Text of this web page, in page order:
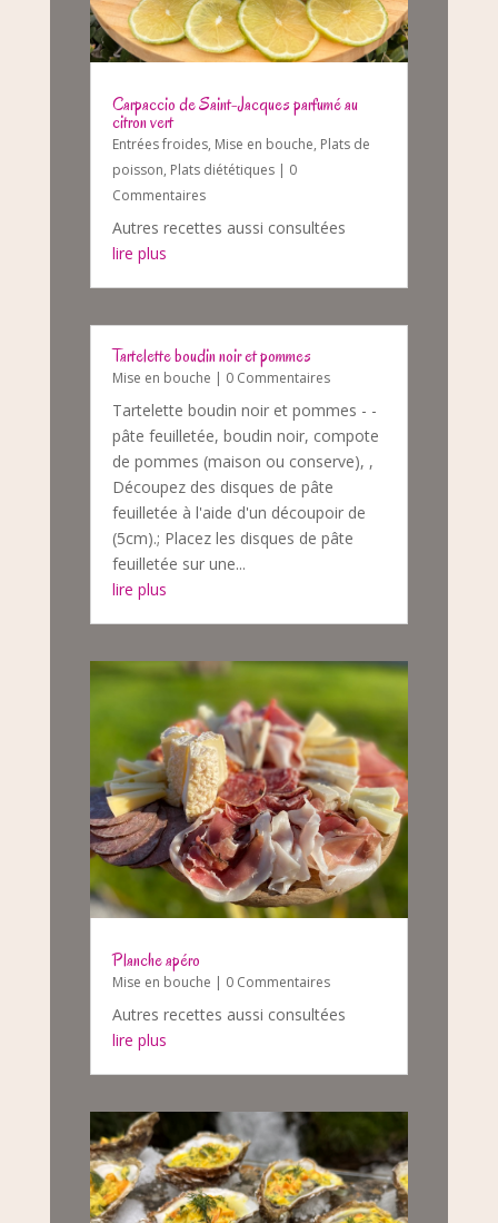
Carpaccio de Saint-Jacques parfumé au
citron vert
Entrées froides, Mise en bouche, Plats de
poisson, Plats diététiques| 0
Commentaires
Autres recettes aussi consultées
lire plus
Tartelette boudin noir et pommes
Mise en bouche | 0 Commentaires
Tartelette boudin noir et pommes - -
pâte feuilletée, boudin noir, compote
de pommes (maison ou conserve), ,
Découpez des disques de pâte
feuilletée à l'aide d'un découpoir de
(5cm).; Placez les disques de pâte
feuilletée sur une...
lire plus
Planche apéro
Mise en bouche | 0 Commentaires
Autres recettes aussi consultées
lire plus